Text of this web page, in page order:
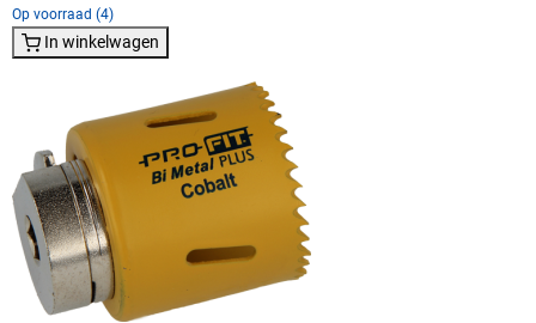
Op voorraad (4)
In winkelwagen